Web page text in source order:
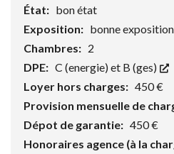
État: bon état
Exposition: bonne exposition
Chambres: 2
DPE: C (energie) et B (ges)
Loyer hors charges: 450 €
Provision mensuelle de
Dépot de garantie: 450 €
Honoraires agence (à la